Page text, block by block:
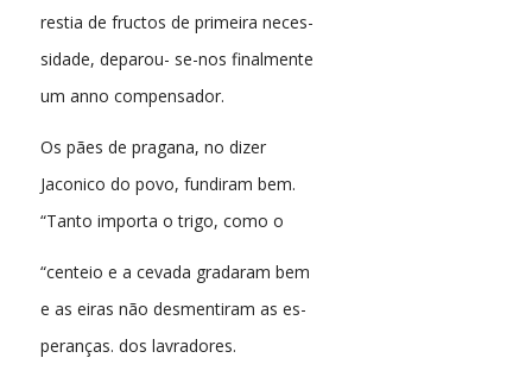
restia de fructos de primeira neces-
sidade, deparou- se-nos finalmente
um anno compensador.
Os pães de pragana, no dizer
Jaconico do povo, fundiram bem.
“Tanto importa o trigo, como o
“centeio e a cevada gradaram bem
e as eiras não desmentiram as es-
peranças. dos lavradores.